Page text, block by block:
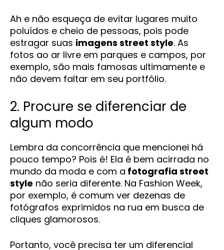
Ah e não esqueça de evitar lugares muito
poluídos e cheio de pessoas, pois pode
estragar suas imagens street style. As
fotos ao ar livre em parques e campos, por
exemplo, são mais famosas ultimamente e
não devem faltar em seu portfólio.
2. Procure se diferenciar de
algum modo
Lembra da concorrência que mencionei há
pouco tempo? Pois é! Ela é bem acirrada no
mundo da moda e com a fotografia street
style não seria diferente. Na Fashion Week,
por exemplo, é comum ver dezenas de
fotógrafos exprimidos na rua em busca de
cliques glamorosos.
Portanto, você precisa ter um diferencial